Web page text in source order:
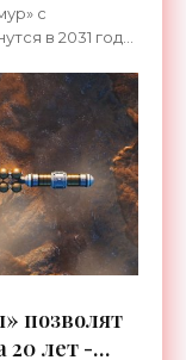
с
в 2031 году
позволят
20 лет -